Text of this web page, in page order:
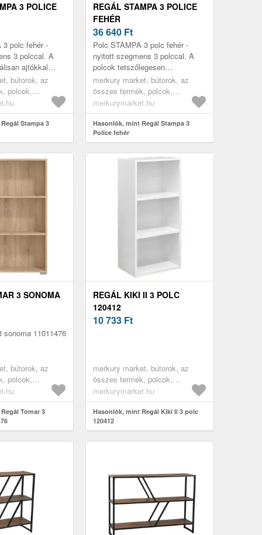
3 POLICE
3 polc fehér -
3 polccal. A
ajtókkal
(3357487), így
és
bútorok, az
polcok,
nyitott polcok,
könyves
Stampa 3
REGÁL STAMPA 3 POLICE
FEHÉR
36 640 Ft
Polc STAMPA 3 polc fehér -
nyitott szegmens 3 polccal. A
polcok tetszőlegesen
kiegészíthetők ajtókkal
(3357487, 3357488), így számos
változatot és ...
merkury market, bútorok, az
összes termék, polcok,
könyvespolcok, nyitott polcok,
gyerekszoba bútorok, könyves
polcok gyerekszobába
merkurymarket.hu
Hasonlók, mint Regál Stampa 3
Police fehér
3 SONOMA
sonoma 11011476
bútorok, az
polcok,
nyitott polcok,
könyves
Tomar 3
REGÁL KIKI II 3 POLC
120412
10 733 Ft
merkury market, bútorok, az
összes termék, polcok,
könyvespolcok, nyitott polcok,
szekrények, irodabútorok, irodai
polcok, könyves polcok
merkurymarket.hu
Hasonlók, mint Regál Kiki Ii 3 polc
120412